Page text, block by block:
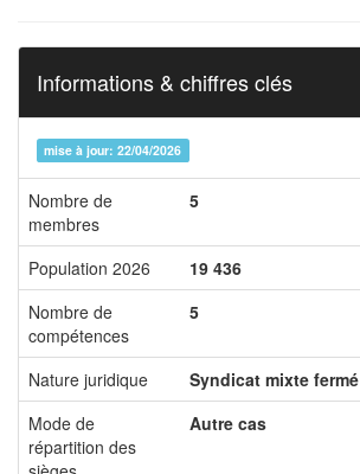
Informations & chiffres clés
mise à jour: 22/04/2026
Nombre de
membres
5
Population 2026
19 436
Nombre de
compétences
5
Nature juridique
Syndicat mixte fermé
Mode de
répartition des
Autre cas